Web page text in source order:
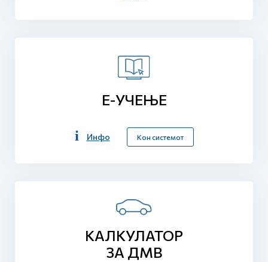
Е-УЧЕЊЕ
Инфо Кон системот
КАЛКУЛАТОР
ЗА ДМВ